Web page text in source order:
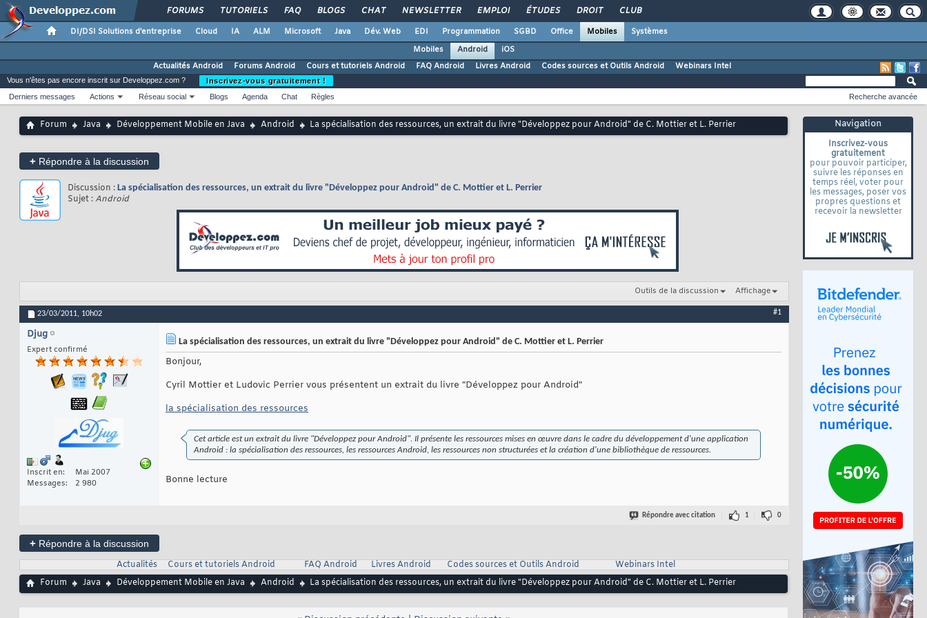
FORUMS TUTORIELS FAQ BLOGS CHAT NEWSLETTER EMPLOI ÉTUDES DROIT CLUB
DI/DSI Solutions d'entreprise Cloud IA ALM Microsoft Java Dév. Web EDI Programmation SGBD Office Mobiles
Systèmes
Mobiles
Android
iOS
Actualités Android
Forums Android Cours et tutoriels Android FAQ Android Livres Android Codes sources et Outils Android Webinars Intel
Navigation
Inscrivez-vous
gratuitement
pour pouvoir participer,
suivre les réponses en
temps réel, voter pour
les messages, poser vos
propres questions et
recevoir la newsletter
Vous n'êtes pas encore inscrit sur Developpez.com ?
Inscrivez-vous gratuitement !
Derniers messages
Actions Réseau social Blogs Agenda Chat Règles Recherche avancée
Forum Java Développement Mobile en Java Android La spécialisation des ressources, un extrait du livre "Développez pour Android" de C. Mottier et L. Perrier
+ Répondre à la discussion
Discussion : La spécialisation des ressources, un extrait du livre "Développez pour Android" de C. Mottier et L. Perrier
Sujet :Android
Outils de la discussion Affichage
23/03/2011, 10h02 #1
Djug
Expert confirmé
Inscrit en
Mai 2007
Messages
2 980
La spécialisation des ressources, un extrait du livre "Développez pour Android" de C. Mottier et L. Perrier
Bonjour,
Cyril Mottier et Ludovic Perrier vous présentent un extrait du livre "Développez pour Android"
la spécialisation des ressources
Cet article est un extrait du livre "Développez pour Android". Il présente les ressources mises en œuvre dans le cadre du développement d'une application
Android : la spécialisation des ressources, les ressources Android, les ressources non structurées et la création d'une bibliothèque de ressources.
Bonne lecture
Répondre avec citation 1 0
+ Répondre à la discussion
Actualités
Cours et tutoriels Android FAQ Android Livres Android Codes sources et Outils Android
Webinars Intel
Forum
Java Développement Mobile en Java Android La spécialisation des ressources, un extrait du livre "Développez pour Android" de C. Mottier et L. Perrier